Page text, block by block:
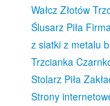
Wałcz Złotów
Ślusarz Piła
z siatki z metalu
Trzcianka
Stolarz Piła
Strony